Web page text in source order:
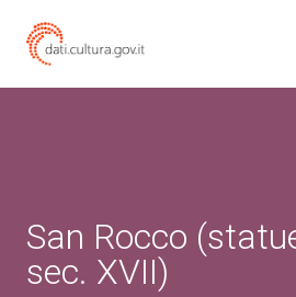
San Rocco
sec. XVII)